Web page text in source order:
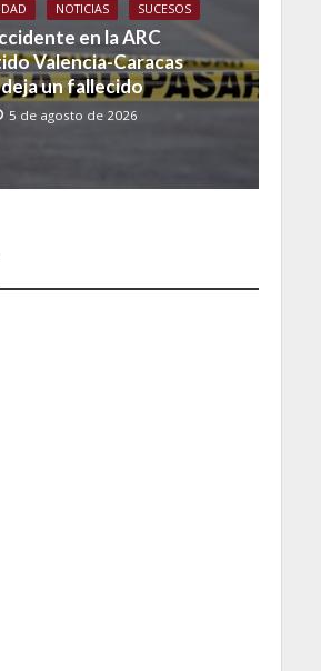
NOTICIAS SUCESOS
en la ARC
Valencia-Caracas
deja un fallecido
5 de agosto de 2026